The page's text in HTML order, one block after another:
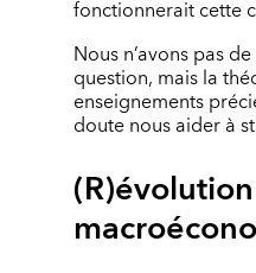
fonctionnerait cette
Nous n’avons pas
question, mais la
enseignements
doute nous aider à